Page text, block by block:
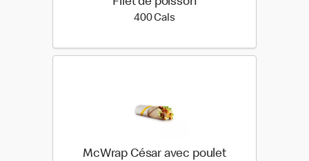
400 Cals400 calories
McWrap César avec poulet